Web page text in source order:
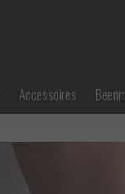
Accessoires